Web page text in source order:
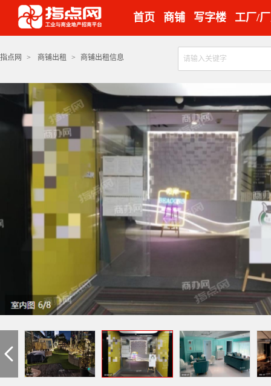
首页 商铺 写字楼 工厂/
指点网 > 商铺出租 > 商铺出租信息